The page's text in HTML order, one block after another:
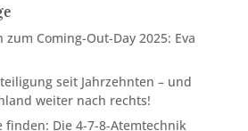
Coming-Out-Day 2025: Eva
seit Jahrzehnten – und
weiter nach rechts!
finden: Die 4-7-8-Atemtechnik